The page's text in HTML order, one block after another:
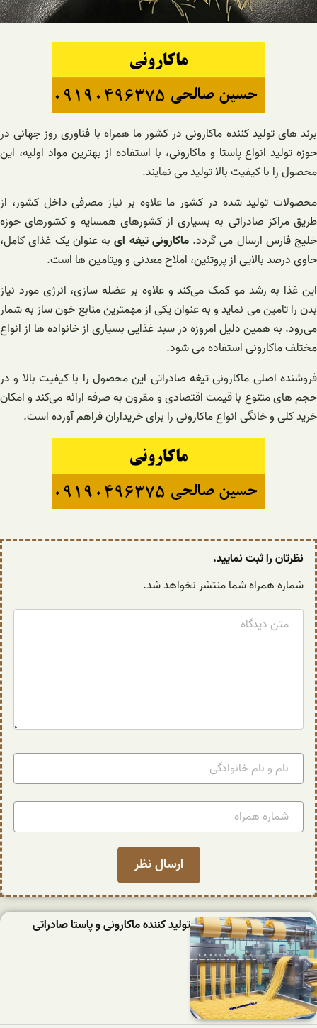
برند های تولید کننده ماکارونی در کشور ما همراه با فناوری روز جهانی در
حوزه تولید انواع پاستا و ماکارونی، با استفاده از بهترین مواد اولیه، این
محصول را با کیفیت بالا تولید می نمایند.
محصولات تولید شده در کشور ما علاوه بر نیاز مصرفی داخل کشور، از
طریق مراکز صادراتی به بسیاری از کشورهای همسایه و کشورهای حوزه
خلیج فارس ارسال می گردد.ماکارونی تیغه ایبه عنوان یک غذای کامل،
حاوی درصد بالایی از پروتئین، املاح معدنی و ویتامین ها است.
این غذا به رشد مو کمک می‌کند و علاوه بر عضله سازی، انرژی مورد نیاز
بدن را تامین می نماید و به عنوان یکی از مهمترین منابع خون ساز به شمار
می‌رود. به همین دلیل امروزه در سبد غذایی بسیاری از خانواده ها از انواع
مختلف ماکارونی استفاده می شود.
فروشنده اصلی ماکارونی تیغه صادراتی این محصول را با کیفیت بالا و در
حجم های متنوع با قیمت اقتصادی و مقرون به صرفه ارائه می‌کند و امکان
خرید کلی و خانگی انواع ماکارونی را برای خریداران فراهم آورده است.
نظرتان را ثبت نمایید.
شماره همراه شما منتشر نخواهد شد.
تولید کننده ماکارونی و پاستا صادراتی